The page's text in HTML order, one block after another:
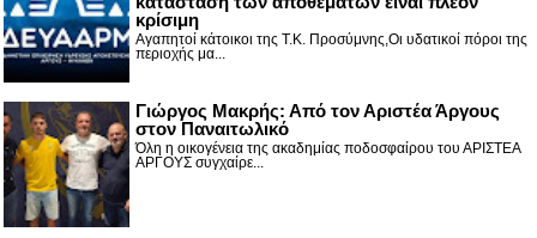
κρίσιμη
Αγαπητοί κάτοικοι της Τ.Κ. Προσύμνης,Οι υδατικοί πόροι της
περιοχής μα...
Γιώργος Μακρής: Από τον Αριστέα Άργους
στον Παναιτωλικό
Όλη η οικογένεια της ακαδημίας ποδοσφαίρου του ΑΡΙΣΤΕΑ
ΑΡΓΟΥΣ συγχαίρε...